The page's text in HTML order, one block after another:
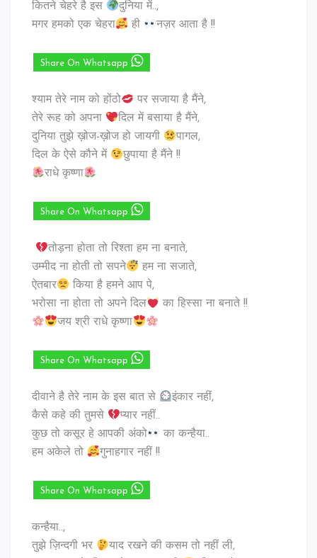
कितने चेहरे है इस
दुनिया में..,
मगर हमको एक चेहरा
ही नज़र आता है !!
Share On Whatsapp
श्याम तेरे नाम को होंठो
पर सजाया है मैंने,
तेरे रूह को अपना
दिल में बसाया है मैंने,
दुनिया तुझे ख़ोज-ख़ोज हो जायगी
पागल,
दिल के ऐसे कौने में
छुपाया है मैंने !!
राधे कृष्णा
Share On Whatsapp
तोड़ना होता तो रिश्ता हम ना बनाते,
उम्मीद ना होती तो सपने
हम ना सजाते,
ऐतबार
किया है हमने आप पे,
भरोसा ना होता तो अपने दिल
का हिस्सा ना बनाते !!
जय श्री राधे कृष्णा
Share On Whatsapp
दीवाने है तेरे नाम के इस बात से
इंकार नहीं,
कैसे कहे की तुमसे
प्यार नहीं..
कुछ तो कसूर हे आपकी अंको
का कन्हैया..
हम अकेले तो
गुनाहगार नहीं !!
Share On Whatsapp
कन्हैया..,
तुझे ज़िन्दगी भर
याद रखने की कसम तो नहीं ली,